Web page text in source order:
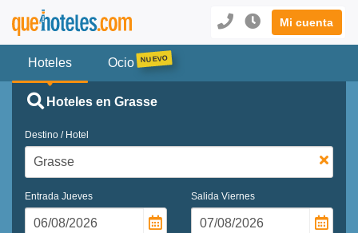
Mi cuenta
Hoteles Ocio
Hoteles en Grasse
Destino / Hotel
Entrada Jueves Salida Viernes